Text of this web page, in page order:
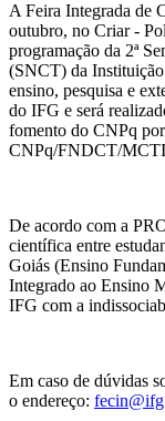
A Feira Integrada de
outubro, no Criar -
programação da 2ª
(SNCT) da
ensino, pesquisa e
do IFG e será
fomento do CNPq
CNPq/FNDCT/
De acordo com a
científica entre
Goiás (Ensino
Integrado ao Ensino
IFG com a
Em caso de dúvidas
o endereço: